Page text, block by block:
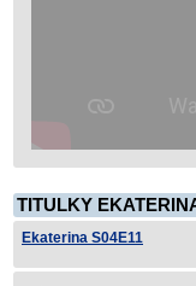
TITULKY
Ekaterina S04E11